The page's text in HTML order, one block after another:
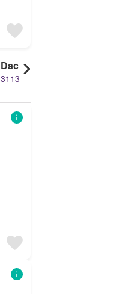
Dachgeschosswohnung
3113 ergebnisse